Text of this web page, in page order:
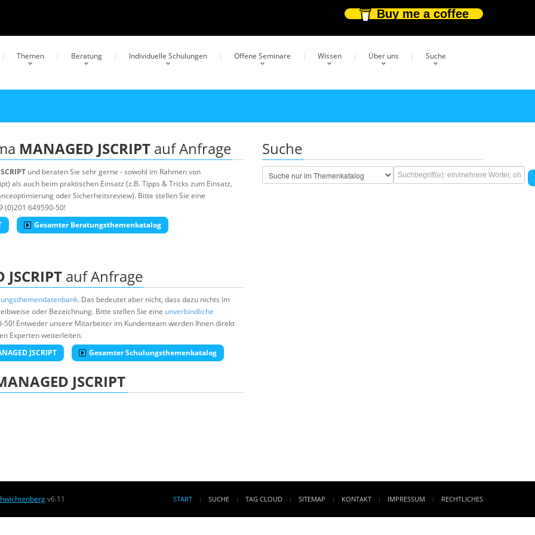
Buy me a coffee
Themen Beratung Individuelle Schulungen Offene Seminare Wissen Über uns Suche
MANAGED JSCRIPT auf Anfrage
und beraten Sie sehr gerne - sowohl im Rahmen von
als auch beim praktischen Einsatz (z.B. Tipps & Tricks zum Einsatz,
oder Sicherheitsreview). Bitte stellen Sie eine
(0)201 649590-50!
Gesamter Beratungsthemenkatalog
JSCRIPT auf Anfrage
. Das bedeutet aber nicht, dass dazu nichts im
oder Bezeichnung. Bitte stellen Sie eine unverbindliche
50! Entweder unsere Mitarbeiter im Kundenteam werden Ihnen direkt
Experten weiterleiten.
JSCRIPT
Gesamter Schulungsthemenkatalog
JSCRIPT
Suche
v6.11 START SUCHE TAG CLOUD SITEMAP KONTAKT IMPRESSUM RECHTLICHES